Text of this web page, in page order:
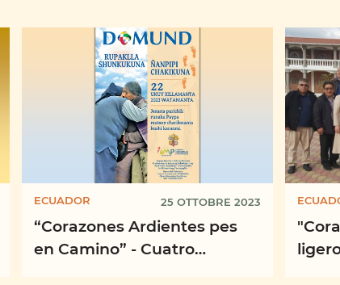
ECUADOR 25 OTTOBRE 2023
“Corazones Ardientes pes
en Camino” - Cuatro